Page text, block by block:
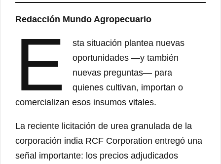
Redacción Mundo Agropecuario
E
sta situación plantea nuevas
oportunidades —y también
nuevas preguntas— para
quienes cultivan, importan o
comercializan esos insumos vitales.
La reciente licitación de urea granulada de la
corporación india RCF Corporation entregó una
señal importante: los precios adjudicados